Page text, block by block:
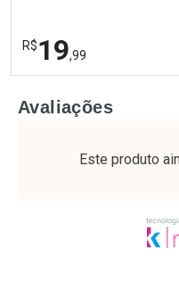
R$19,99
Laboratório
Por Menos
Avaliações
Este produto